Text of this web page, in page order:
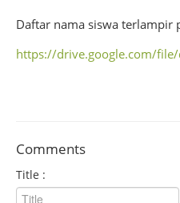
Daftar nama siswa terlampir
https://drive.google.com/file/
Comments
Title :